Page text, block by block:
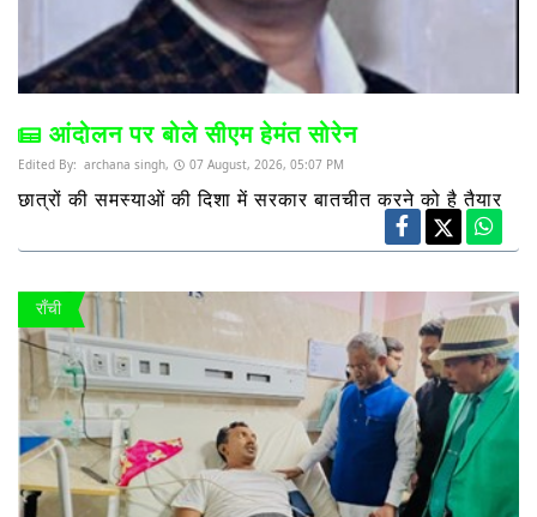
आंदोलन पर बोले सीएम हेमंत सोरेन
Edited By: archana singh, 07 August, 2026, 05:07 PM
छात्रों की समस्याओं की दिशा में सरकार बातचीत करने को है तैयार
राँची